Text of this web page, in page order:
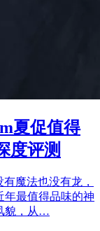
夏促值得
度评测
魔法也没有龙，
年最值得品味的神
貌，从…